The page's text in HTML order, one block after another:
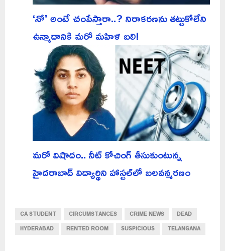
‘నో’ అంటే చంపేస్తారా..? నిరాకరణను తట్టుకోలేని
ఉన్మాదానికి మరో మహిళ బలి!
మరో విషాదం.. నీట్ కోచింగ్ తీసుకుంటున్న
హైదరాబాద్ విద్యార్థిని హాస్టల్‌లో బలవన్మరణం
CA STUDENT CIRCUMSTANCES CRIME NEWS
DEAD
HYDERABAD
RENTED ROOM SUSPICIOUS TELANGANA